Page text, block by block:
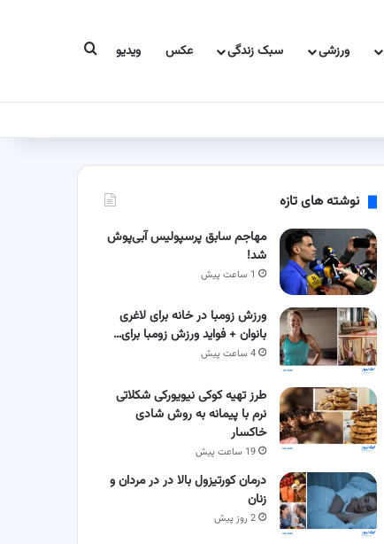
ورزشی سبک زندگی عکس ویدیو جستجو برای
نوشته های تازه
مهاجم سابق پرسپولیس آبی‌پوش
شد!
1 ساعت پیش
ورزش زومبا در خانه برای لاغری
بانوان + فواید ورزش زومبا برای…
4 ساعت پیش
طرز تهیه کوکی نیویورکی شکلاتی
نرم با پیمانه به روش شادی
خاکسار
19 ساعت پیش
درمان کورتیزول بالا در در مردان و
زنان
2 روز پیش